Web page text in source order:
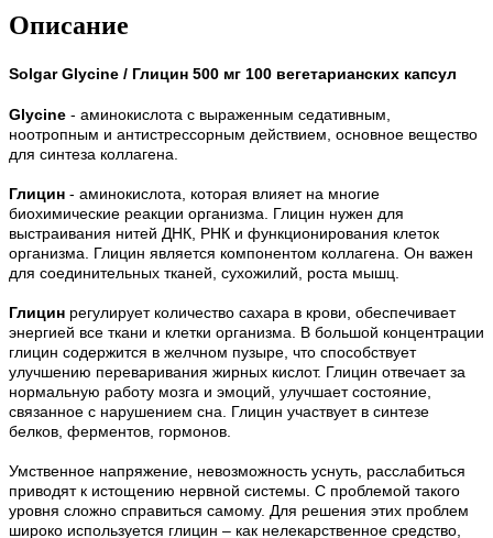
Описание
Solgar Glycine / Глицин 500 мг 100 вегетарианских капсул
Glycine - аминокислота с выраженным седативным,
ноотропным и антистрессорным действием, основное вещество
для синтеза коллагена.
Глицин - аминокислота, которая влияет на многие
биохимические реакции организма. Глицин нужен для
выстраивания нитей ДНК, РНК и функционирования клеток
организма. Глицин является компонентом коллагена. Он важен
для соединительных тканей, сухожилий, роста мышц.
Глицин регулирует количество сахара в крови, обеспечивает
энергией все ткани и клетки организма. В большой концентрации
глицин содержится в желчном пузыре, что способствует
улучшению переваривания жирных кислот. Глицин отвечает за
нормальную работу мозга и эмоций, улучшает состояние,
связанное с нарушением сна. Глицин участвует в синтезе
белков, ферментов, гормонов.
Умственное напряжение, невозможность уснуть, расслабиться
приводят к истощению нервной системы. С проблемой такого
уровня сложно справиться самому. Для решения этих проблем
широко используется глицин – как нелекарственное средство,